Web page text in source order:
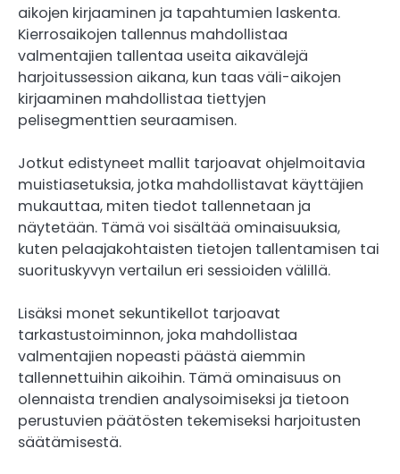
aikojen kirjaaminen ja tapahtumien laskenta.
Kierrosaikojen tallennus mahdollistaa
valmentajien tallentaa useita aikavälejä
harjoitussession aikana, kun taas väli-aikojen
kirjaaminen mahdollistaa tiettyjen
pelisegmenttien seuraamisen.
Jotkut edistyneet mallit tarjoavat ohjelmoitavia
muistiasetuksia, jotka mahdollistavat käyttäjien
mukauttaa, miten tiedot tallennetaan ja
näytetään. Tämä voi sisältää ominaisuuksia,
kuten pelaajakohtaisten tietojen tallentamisen tai
suorituskyvyn vertailun eri sessioiden välillä.
Lisäksi monet sekuntikellot tarjoavat
tarkastustoiminnon, joka mahdollistaa
valmentajien nopeasti päästä aiemmin
tallennettuihin aikoihin. Tämä ominaisuus on
olennaista trendien analysoimiseksi ja tietoon
perustuvien päätösten tekemiseksi harjoitusten
säätämisestä.